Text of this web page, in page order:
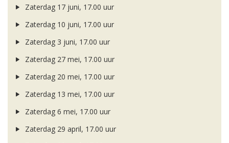
Zaterdag 17 juni, 17.00 uur
Zaterdag 10 juni, 17.00 uur
Zaterdag 3 juni, 17.00 uur
Zaterdag 27 mei, 17.00 uur
Zaterdag 20 mei, 17.00 uur
Zaterdag 13 mei, 17.00 uur
Zaterdag 6 mei, 17.00 uur
Zaterdag 29 april, 17.00 uur